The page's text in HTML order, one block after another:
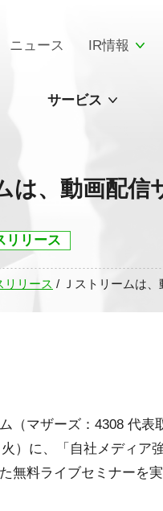
ニュース IR情報
サービス
は、動画配
リリース
リリース / Ｊストリームは
（マザーズ：4308 代表
）に、「自社メディア
無料ライブセミナーを